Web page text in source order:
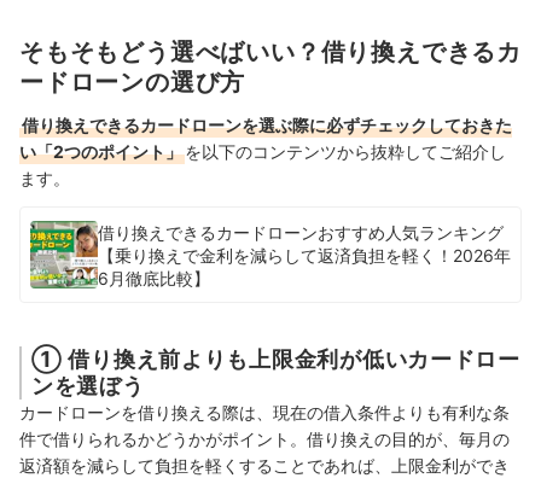
そもそもどう選べばいい？借り換えできるカ
ードローンの選び方
借り換えできるカードローンを選ぶ際に必ずチェックしておきた
い「2つのポイント」を以下のコンテンツから抜粋してご紹介し
ます。
借り換えできるカードローンおすすめ人気ランキング
【乗り換えで金利を減らして返済負担を軽く！2026年
6月徹底比較】
① 借り換え前よりも上限金利が低いカードロー
ンを選ぼう
カードローンを借り換える際は、現在の借入条件よりも有利な条
件で借りられるかどうかがポイント。借り換えの目的が、毎月の
返済額を減らして負担を軽くすることであれば、上限金利ができ